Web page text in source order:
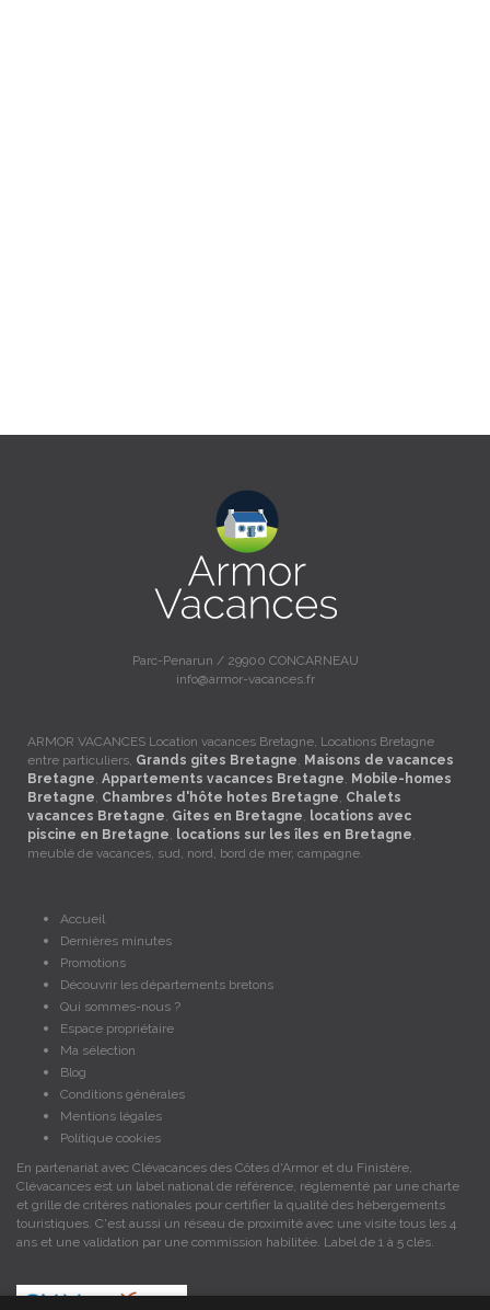
Parc-Penarun / 29900 CONCARNEAU
info@armor-vacances.fr
ARMOR VACANCES Location vacances Bretagne, Locations Bretagne
entre particuliers, Grands gites Bretagne, Maisons de vacances
Bretagne, Appartements vacances Bretagne, Mobile-homes
Bretagne, Chambres d'hôte hotes Bretagne, Chalets
vacances Bretagne, Gites en Bretagne, locations avec
piscine en Bretagne, locations sur les îles en Bretagne,
meublé de vacances, sud, nord, bord de mer, campagne.
Accueil
Dernières minutes
Promotions
Découvrir les départements bretons
Qui sommes-nous ?
Espace propriétaire
Ma sélection
Blog
Conditions générales
Mentions légales
Politique cookies
En partenariat avec Clévacances des Côtes d'Armor et du Finistère,
Clévacances est un label national de référence, réglementé par une charte
et grille de critères nationales pour certifier la qualité des hébergements
touristiques. C'est aussi un réseau de proximité avec une visite tous les 4
ans et une validation par une commission habilitée. Label de 1 à 5 clés.